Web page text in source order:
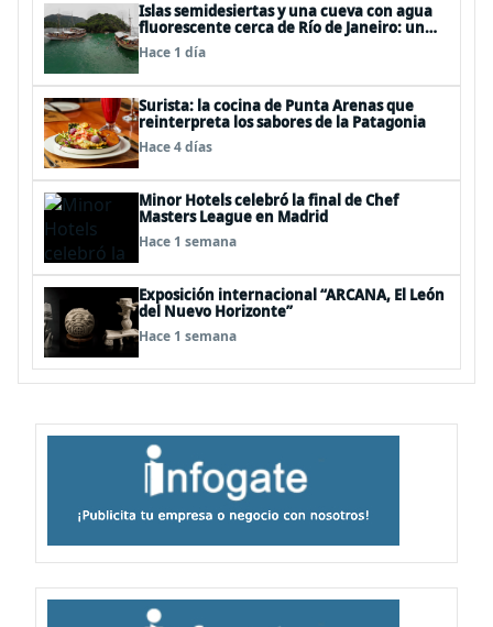
Islas semidesiertas y una cueva con agua
fluorescente cerca de Río de Janeiro: un
recorrido imperdible por Angra dos Reis
Hace 1 día
Surista: la cocina de Punta Arenas que
reinterpreta los sabores de la Patagonia
Hace 4 días
Minor Hotels celebró la final de Chef
Masters League en Madrid
Hace 1 semana
Exposición internacional “ARCANA, El León
del Nuevo Horizonte”
Hace 1 semana